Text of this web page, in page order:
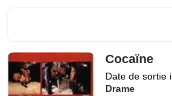
Cocaïne
Date de sortie
Drame